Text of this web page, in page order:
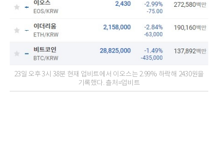
23일 오후 3시 38분 현재 업비트에서 이오스는 2.99% 하락해 2430원을
기록했다. 츨처=업비트